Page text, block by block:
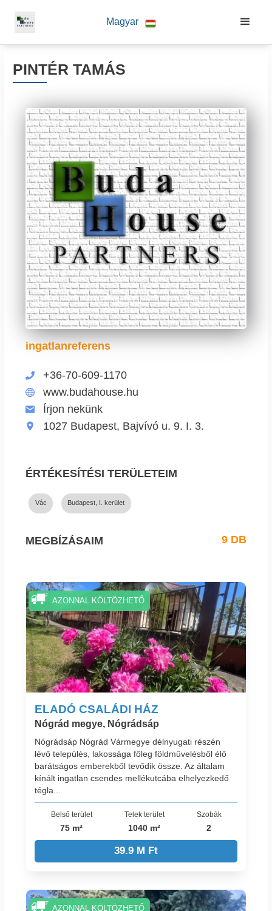
Magyar
PINTÉR TAMÁS
ingatlanreferens
+36-70-609-1170
www.budahouse.hu
Írjon nekünk
1027 Budapest, Bajvívó u. 9. I. 3.
ÉRTÉKESÍTÉSI TERÜLETEIM
Vác Budapest, I. kerület
MEGBÍZÁSAIM 9 DB
ELADÓ CSALÁDI HÁZ
Nógrád megye, Nógrádsáp
Nógrádsáp Nógrád Vármegye délnyugati részén
lévő település, lakossága főleg földművelésből élő
barátságos emberekből tevődik össze. Az általam
kínált ingatlan csendes mellékutcába elhelyezkedő
tégla...
Belső terület
75 m²
Telek terület
1040 m²
Szobák
2
39.9 M Ft
AZONNAL KÖLTÖZHETŐ
AZONNAL KÖLTÖZHETŐ